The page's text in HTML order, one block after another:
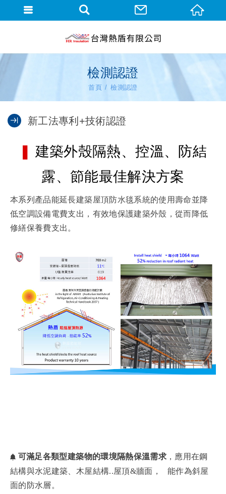
檢測認證
首頁 檢測認證
新工法專利+技術認證
建築外殼隔熱、控溫、防結
露、節能最佳解決方案
本系列產品能延長建築屋頂防水毯系統的使用壽命並降
低空調設備電費支出，有效地保護建築外殼，從而降低
修繕保養費支出。
可滿足各類型建築物的環境隔熱保溫需求 ， 應用在鋼
結構與水泥建築、
木屋結構..屋頂&牆面， 能作為斜屋
面的防水層。